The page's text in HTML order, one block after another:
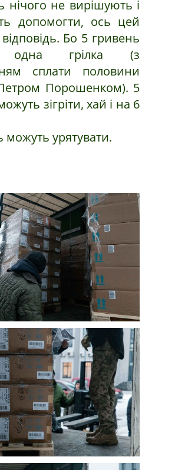
нічого не вирішують і
допомогти, ось цей
Бо 5 гривень
одна грілка (з
сплати половини
Порошенком). 5
зігріти, хай і на 6
можуть урятувати.